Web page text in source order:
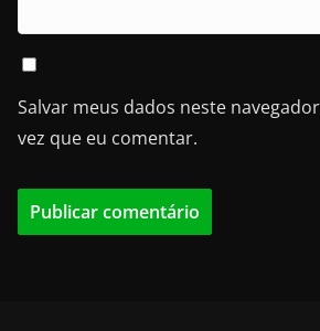
Salvar meus dados neste
vez que eu comentar.